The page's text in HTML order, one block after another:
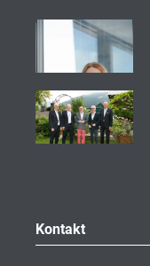
Kontakt